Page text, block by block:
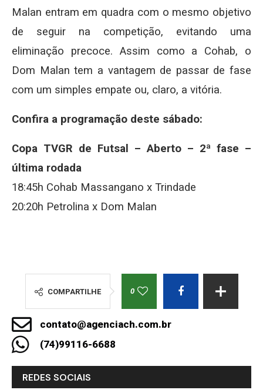
Malan entram em quadra com o mesmo objetivo
de seguir na competição, evitando uma
eliminação precoce. Assim como a Cohab, o
Dom Malan tem a vantagem de passar de fase
com um simples empate ou, claro, a vitória.
Confira a programação deste sábado:
Copa TVGR de Futsal – Aberto – 2ª fase –
última rodada
18:45h Cohab Massangano x Trindade
20:20h Petrolina x Dom Malan
COMPARTILHE 0
contato@agenciach.com.br
(74)99116-6688
REDES SOCIAIS